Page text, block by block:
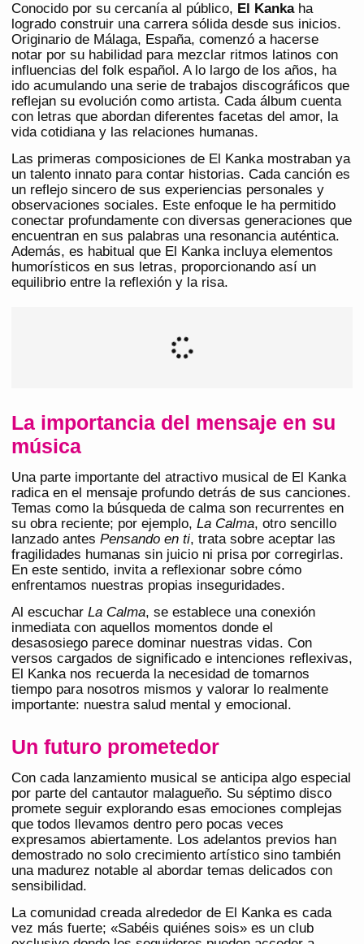
Conocido por su cercanía al público, El Kankaha
logrado construir una carrera sólida desde sus inicios.
Originario de Málaga, España, comenzó a hacerse
notar por su habilidad para mezclar ritmos latinos con
influencias del folk español. A lo largo de los años, ha
ido acumulando una serie de trabajos discográficos que
reflejan su evolución como artista. Cada álbum cuenta
con letras que abordan diferentes facetas del amor, la
vida cotidiana y las relaciones humanas.
Las primeras composiciones de El Kanka mostraban ya
un talento innato para contar historias. Cada canción es
un reflejo sincero de sus experiencias personales y
observaciones sociales. Este enfoque le ha permitido
conectar profundamente con diversas generaciones que
encuentran en sus palabras una resonancia auténtica.
Además, es habitual que El Kanka incluya elementos
humorísticos en sus letras, proporcionando así un
equilibrio entre la reflexión y la risa.
La importancia del mensaje en su
música
Una parte importante del atractivo musical de El Kanka
radica en el mensaje profundo detrás de sus canciones.
Temas como la búsqueda de calma son recurrentes en
su obra reciente; por ejemplo, La Calma, otro sencillo
lanzado antes Pensando en ti, trata sobre aceptar las
fragilidades humanas sin juicio ni prisa por corregirlas.
En este sentido, invita a reflexionar sobre cómo
enfrentamos nuestras propias inseguridades.
Al escuchar La Calma, se establece una conexión
inmediata con aquellos momentos donde el
desasosiego parece dominar nuestras vidas. Con
versos cargados de significado e intenciones reflexivas,
El Kanka nos recuerda la necesidad de tomarnos
tiempo para nosotros mismos y valorar lo realmente
importante: nuestra salud mental y emocional.
Un futuro prometedor
Con cada lanzamiento musical se anticipa algo especial
por parte del cantautor malagueño. Su séptimo disco
promete seguir explorando esas emociones complejas
que todos llevamos dentro pero pocas veces
expresamos abiertamente. Los adelantos previos han
demostrado no solo crecimiento artístico sino también
una madurez notable al abordar temas delicados con
sensibilidad.
La comunidad creada alrededor de El Kanka es cada
vez más fuerte; «Sabéis quiénes sois» es un club